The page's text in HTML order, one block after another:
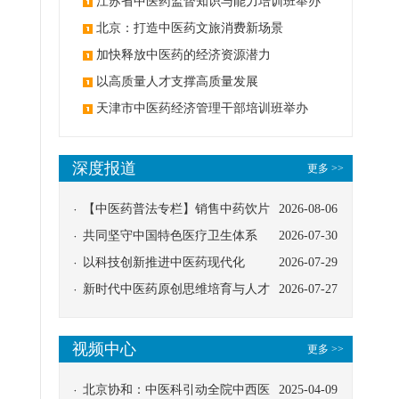
北京：打造中医药文旅消费新场景
加快释放中医药的经济资源潜力
以高质量人才支撑高质量发展
天津市中医药经济管理干部培训班举办
更多 >>
深度报道
2026-08-06
【中医药普法专栏】销售中药饮片
应告知煎服方法及注意事项
2026-07-30
共同坚守中国特色医疗卫生体系
2026-07-29
以科技创新推进中医药现代化
2026-07-27
新时代中医药原创思维培育与人才
更多 >>
视频中心
2025-04-09
北京协和：中医科引动全院中西医